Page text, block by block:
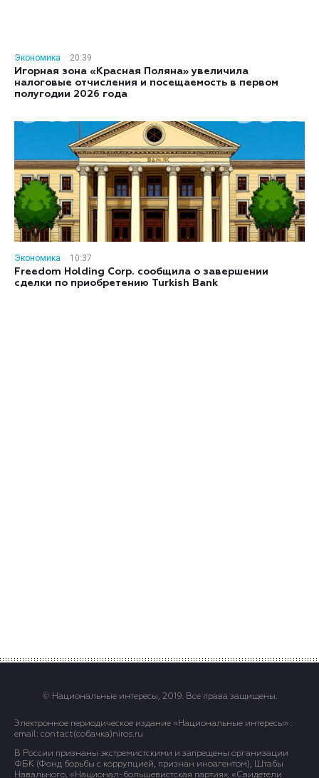
Экономика
20:39
Игорная зона «Красная Поляна» увеличила
налоговые отчисления и посещаемость в первом
полугодии 2026 года
Экономика
10:37
Freedom Holding Corp. сообщила о завершении
сделки по приобретению Turkish Bank
© Национальные интересы, 2019. Все права защищены.
Электронное периодическое издание «Национальные интересы» .
email: contact(сoбaчка)niros.ru
В России признаны экстремистскими и запрещены организации
ФБК (Фонд борьбы с коррупцией, признан иноагентом), Штабы
Навального, «Национал-большевистская партия», «Свидетели